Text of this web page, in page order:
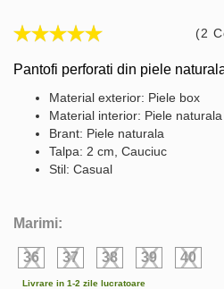
(2
Pantofi perforati din piele
Material exterior: Piele box
Material interior: Piele naturala
Brant: Piele naturala
Talpa: 2 cm, Cauciuc
Stil: Casual
Marimi:
36 37 38 39 40
Livrare in 1-2 zile lucratoare